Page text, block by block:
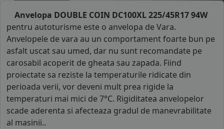
Anvelopa DOUBLE COIN DC100XL 225/45R17 94W
pentru autoturisme este o anvelopa de Vara.
Anvelopele de vara au un comportament foarte bun pe
asfalt uscat sau umed, dar nu sunt recomandate pe
carosabil acoperit de gheata sau zapada. Fiind
proiectate sa reziste la temperaturile ridicate din
perioada verii, vor deveni mult prea rigide la
temperaturi mai mici de 7°C. Rigiditatea anvelopelor
scade aderenta si afecteaza gradul de manevrabilitate
al masinii..